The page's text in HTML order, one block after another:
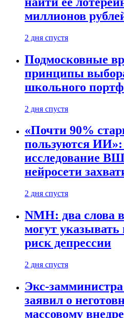
миллионов
2 дня спустя
Подмосковные
принципы
школьного
2 дня спустя
«Почти 90%
пользуются ИИ»:
исследование
нейросети
2 дня спустя
NMH: два слова
могут
риск депрессии
2 дня спустя
Экс-
заявил о
массовому